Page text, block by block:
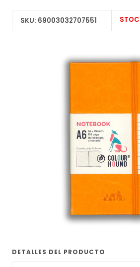
SKU: 69003032707551
DETALLES DEL PRODUCTO